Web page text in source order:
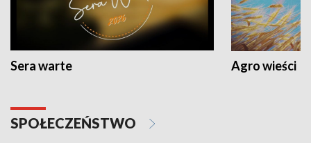
Sera warte Agro wieści
SPOŁECZEŃSTWO